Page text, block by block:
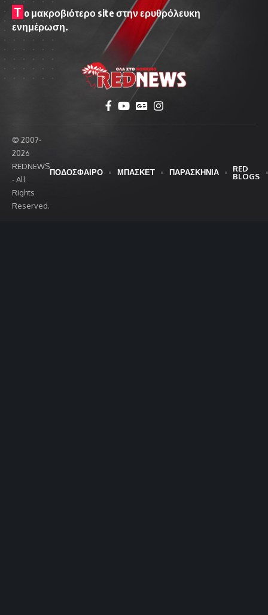
T o μακροβιότερο site στην ερυθρόλευκη
ενημέρωση.
© 2007-
2026
REDNEWS
- All
Rights
Reserved.
ΠΟΔΟΣΦΑΙΡΟ ΜΠΑΣΚΕΤ ΠΑΡΑΣΚΗΝΙΑ
RED
BLOGS